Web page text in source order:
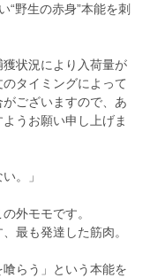
“野生の赤身”本能を刺
状況により入荷量が
タイミングによって
ございますので、あ
うお願い申し上げま
。」
外モモです。
最も発達した筋肉。
らう」という本能を